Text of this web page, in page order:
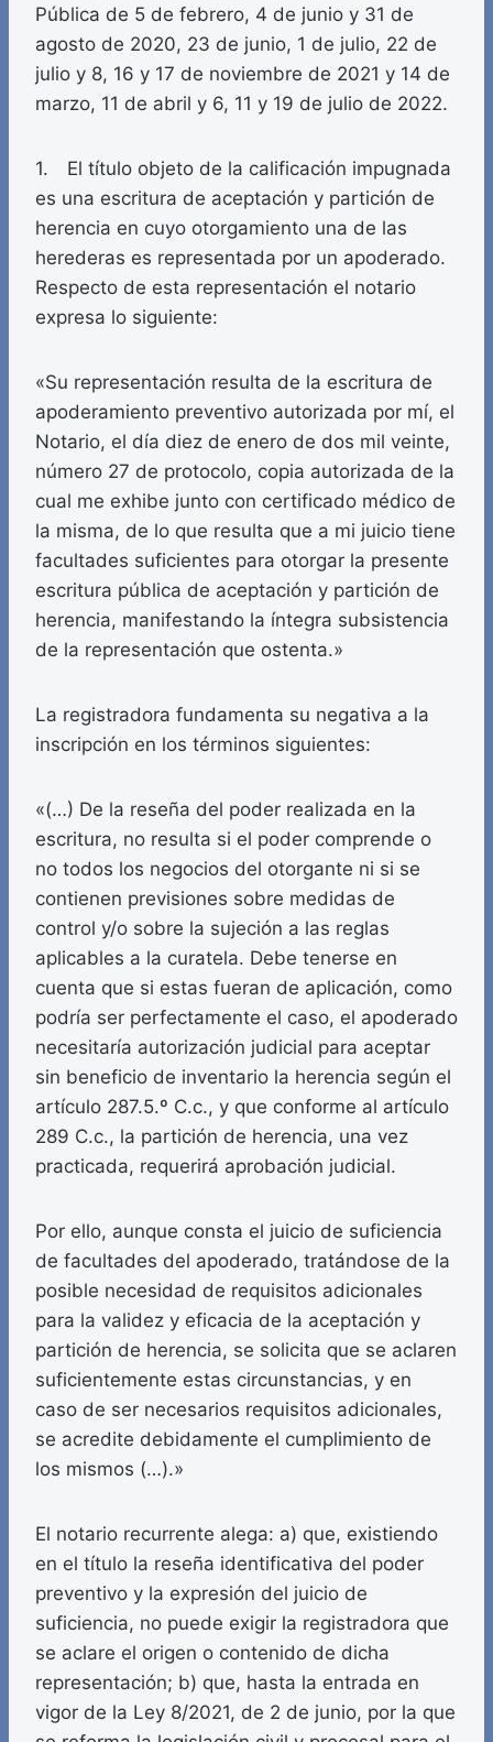
Pública de 5 de febrero, 4 de junio y 31 de
agosto de 2020, 23 de junio, 1 de julio, 22 de
julio y 8, 16 y 17 de noviembre de 2021 y 14 de
marzo, 11 de abril y 6, 11 y 19 de julio de 2022.
1. El título objeto de la calificación impugnada
es una escritura de aceptación y partición de
herencia en cuyo otorgamiento una de las
herederas es representada por un apoderado.
Respecto de esta representación el notario
expresa lo siguiente:
«Su representación resulta de la escritura de
apoderamiento preventivo autorizada por mí, el
Notario, el día diez de enero de dos mil veinte,
número 27 de protocolo, copia autorizada de la
cual me exhibe junto con certificado médico de
la misma, de lo que resulta que a mi juicio tiene
facultades suficientes para otorgar la presente
escritura pública de aceptación y partición de
herencia, manifestando la íntegra subsistencia
de la representación que ostenta.»
La registradora fundamenta su negativa a la
inscripción en los términos siguientes:
«(…) De la reseña del poder realizada en la
escritura, no resulta si el poder comprende o
no todos los negocios del otorgante ni si se
contienen previsiones sobre medidas de
control y/o sobre la sujeción a las reglas
aplicables a la curatela. Debe tenerse en
cuenta que si estas fueran de aplicación, como
podría ser perfectamente el caso, el apoderado
necesitaría autorización judicial para aceptar
sin beneficio de inventario la herencia según el
artículo 287.5.º C.c., y que conforme al artículo
289 C.c., la partición de herencia, una vez
practicada, requerirá aprobación judicial.
Por ello, aunque consta el juicio de suficiencia
de facultades del apoderado, tratándose de la
posible necesidad de requisitos adicionales
para la validez y eficacia de la aceptación y
partición de herencia, se solicita que se aclaren
suficientemente estas circunstancias, y en
caso de ser necesarios requisitos adicionales,
se acredite debidamente el cumplimiento de
los mismos (…).»
El notario recurrente alega: a) que, existiendo
en el título la reseña identificativa del poder
preventivo y la expresión del juicio de
suficiencia, no puede exigir la registradora que
se aclare el origen o contenido de dicha
representación; b) que, hasta la entrada en
vigor de la Ley 8/2021, de 2 de junio, por la que